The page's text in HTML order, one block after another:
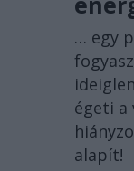
… egy
égeti
alapít!